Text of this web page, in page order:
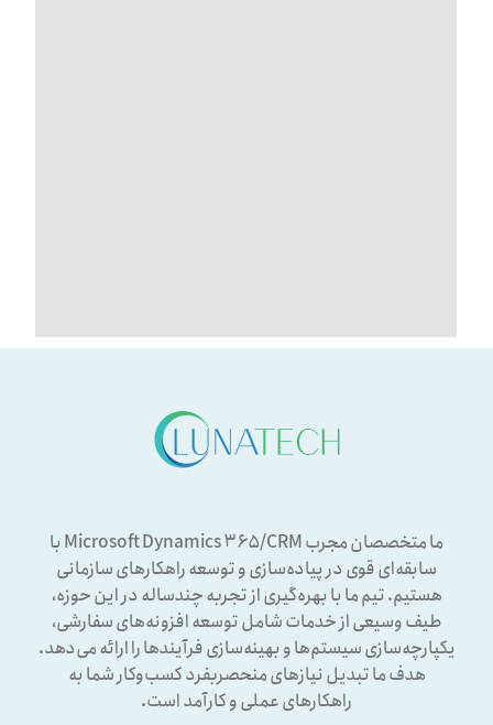
ما متخصصان مجرب Microsoft Dynamics ۳۶۵/CRM با
سابقه‌ای قوی در پیاده‌سازی و توسعه راهکارهای سازمانی
هستیم. تیم ما با بهره‌گیری از تجربه چندساله در این حوزه،
طیف وسیعی از خدمات شامل توسعه افزونه‌های سفارشی،
یکپارچه‌سازی سیستم‌ها و بهینه‌سازی فرآیندها را ارائه می‌دهد.
هدف ما تبدیل نیازهای منحصربفرد کسب‌وکار شما به
راهکارهای عملی و کارآمد است.